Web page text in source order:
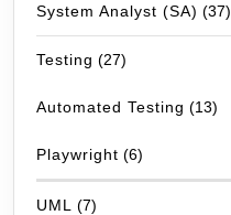
System Analyst (SA) (37)
Testing (27)
Automated Testing (13)
Playwright (6)
UML (7)